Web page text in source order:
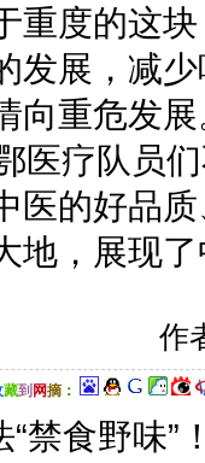
重度的这
发展，减
向重危发
疗队员
医的好品
地，展现
作
藏到 网摘：
“禁食野味